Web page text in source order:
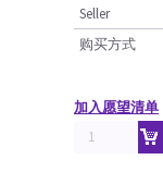
Seller
购买方式
加入愿望清单